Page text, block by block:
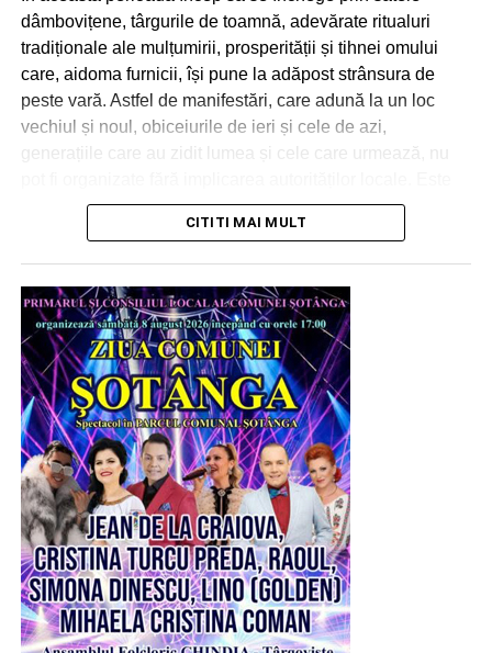
dâmbovițene, târgurile de toamnă, adevărate ritualuri
tradiționale ale mulțumirii, prosperității și tihnei omului
care, aidoma furnicii, își pune la adăpost strânsura de
peste vară. Astfel de manifestări, care adună la un loc
vechiul și noul, obiceiurile de ieri și cele de azi,
generațiile care au zidit lumea și cele care urmează, nu
drept, vremurile, convulsiile acestei planete care parcă nu
își mai găsește azimutul în Univers, nu prea sunt
favorabile unor sărbători. Dar noi, românii, avem modul
nostru de a mulțumi cerului și pământului, Celui care ne
veghează din Infinit, pentru grijă și pentru ceea ce ne
oferă spre a trăi feriți de rele și oarecum îndestulați. „Zilele
comunelor”, care se încropesc pe ici pe colea, unde se
adună toată suflarea satului pentru a petrece, pentru a ieși
din rutina existențială, au tocmai acest dar. Unesc.
Încheagă. Întăresc.
CITITI MAI MULT